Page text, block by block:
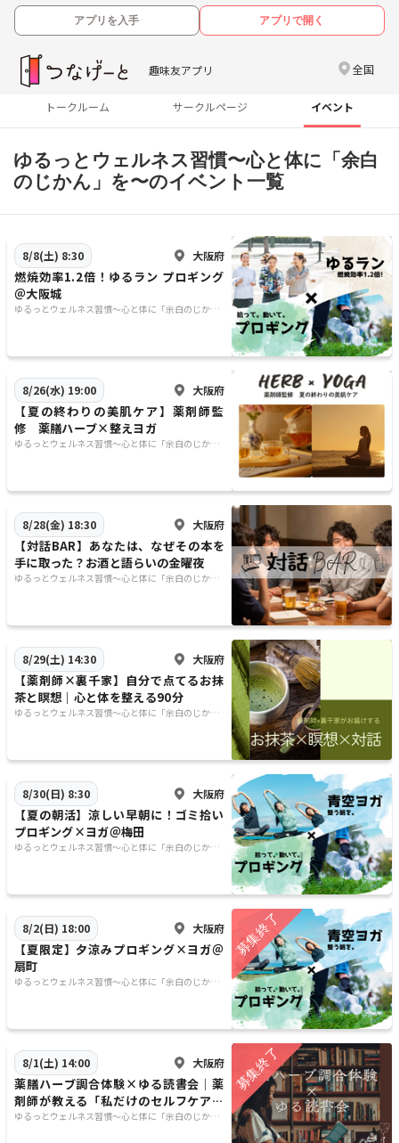
アプリを入手 アプリで開く
趣味友アプリ 全国
トークルーム サークルページ イベント
ゆるっとウェルネス習慣〜心と体に「余白
のじかん」を〜のイベント一覧
8/8(土) 8:30 大阪府
燃焼効率1.2倍！ゆるラン プロギング
＠大阪城
ゆるっとウェルネス習慣〜心と体に「余白のじか
8/26(水) 19:00 大阪府
【夏の終わりの美肌ケア】薬剤師監
修 薬膳ハーブ×整えヨガ
ゆるっとウェルネス習慣〜心と体に「余白のじか
8/28(金) 18:30 大阪府
【対話BAR】あなたは、なぜその本を
手に取った？お酒と語らいの金曜夜
ゆるっとウェルネス習慣〜心と体に「余白のじか
8/29(土) 14:30 大阪府
【薬剤師×裏千家】自分で点てるお抹
茶と瞑想｜心と体を整える90分
ゆるっとウェルネス習慣〜心と体に「余白のじか
8/30(日) 8:30 大阪府
【夏の朝活】涼しい早朝に！ゴミ拾い
プロギング×ヨガ＠梅田
ゆるっとウェルネス習慣〜心と体に「余白のじか
8/2(日) 18:00 大阪府
【夏限定】夕涼みプロギング×ヨガ＠
扇町
ゆるっとウェルネス習慣〜心と体に「余白のじか
8/1(土) 14:00 大阪府
薬膳ハーブ調合体験×ゆる読書会｜薬
剤師が教える「私だけのセルフケア処
方箋」
ゆるっとウェルネス習慣〜心と体に「余白のじか